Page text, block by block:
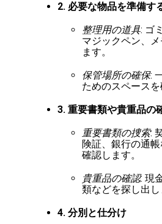
2. 必要な物品を準備す
整理用の道具: ゴ
マジックペン、
ます。
保管場所の確保:
ためのスペースを
3. 重要書類や貴重品の
重要書類の捜索:
険証、銀行の通
確認します。
貴重品の確認: 現
類などを探し出し
4. 分別と仕分け